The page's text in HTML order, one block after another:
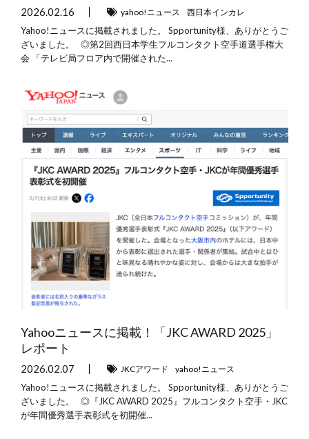
2026.02.16 yahoo!ニュース 西日本インカレ
Yahoo!ニュースに掲載されました。 Spportunity様、ありがとうご
ざいました。 ◎第2回西日本学生フルコンタクト空手道選手権大
会 「テレビ局フロア内で開催された...
Yahooニュースに掲載！「JKC AWARD 2025」
レポート
2026.02.07 JKCアワード yahoo!ニュース
Yahoo!ニュースに掲載されました。 Spportunity様、ありがとうご
ざいました。 ◎『JKC AWARD 2025』フルコンタクト空手・JKC
が年間優秀選手表彰式を初開催...